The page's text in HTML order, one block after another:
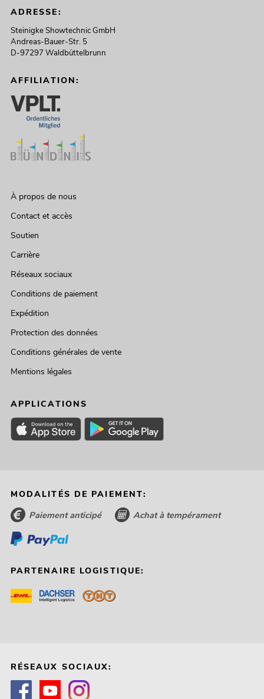
ADRESSE:
Steinigke Showtechnic GmbH
Andreas-Bauer-Str. 5
D-97297 Waldbüttelbrunn
AFFILIATION:
À propos de nous
Contact et accès
Soutien
Carrière
Réseaux sociaux
Conditions de paiement
Expédition
Protection des données
Conditions générales de vente
Mentions légales
APPLICATIONS
MODALITÉS DE PAIEMENT:
Paiement anticipé Achat à tempérament
PARTENAIRE LOGISTIQUE:
RÉSEAUX SOCIAUX: